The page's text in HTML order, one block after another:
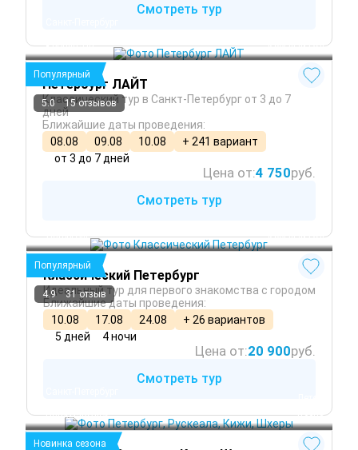
Смотреть тур
Кронштадт
Популярный
5.0 15 отзывов
Круглый год
Петербург ЛАЙТ
Классический тур в Санкт-Петербург от 3 до 7
дней
Ближайшие даты проведения:
08.08
09.08 10.08
+ 241 вариант
от 3 до 7 дней
Цена от:4 750руб.
Смотреть тур
Петергоф
Популярный
4.9 31 отзыв
Круглый год
Классический Петербург
Идеальный тур для первого знакомства с городом
Ближайшие даты проведения:
10.08
17.08 24.08
+ 26 вариантов
5 дней
4 ночи
Цена от:20 900руб.
Смотреть тур
Петрозаводск
Новинка сезона
Весна